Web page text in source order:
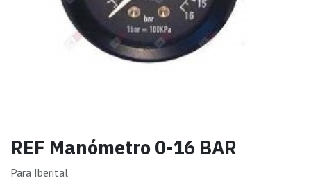
REF Manómetro 0-16 BAR
Para Iberital